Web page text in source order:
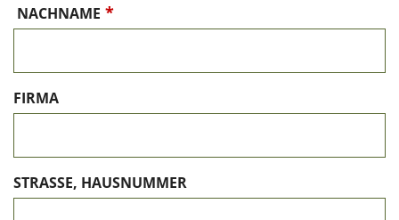
NACHNAME *
FIRMA
STRASSE, HAUSNUMMER